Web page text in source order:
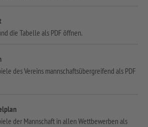
die Tabelle als PDF öffnen.
des Vereins mannschaftsübergreifend als PDF
der Mannschaft in allen Wettbewerben als